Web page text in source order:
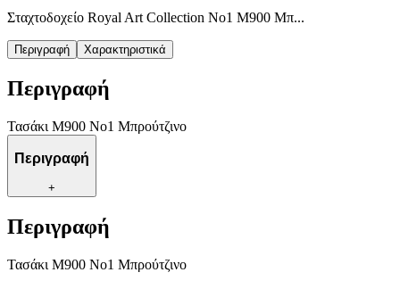
Σταχτοδοχείο Royal Art Collection Νο1 Μ900 Μπ...
Περιγραφή Χαρακτηριστικά
Περιγραφή
Τασάκι Μ900 Νο1 Μπρούτζινο
Περιγραφή
+
Περιγραφή
Τασάκι Μ900 Νο1 Μπρούτζινο